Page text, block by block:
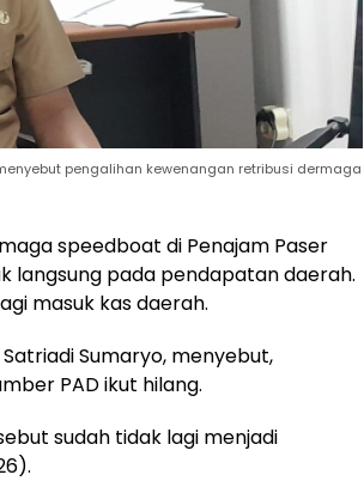
pengalihan kewenangan retribusi dermaga
speedboat di Penajam Paser
langsung pada pendapatan daerah.
masuk kas daerah.
Sumaryo, menyebut,
PAD ikut hilang.
sudah tidak lagi menjadi